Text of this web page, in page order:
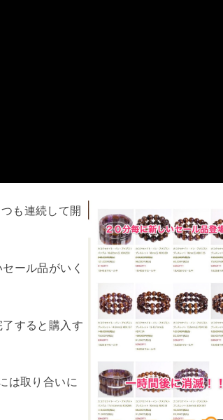
も連続して開
ール品がいく
すると購入す
は取り合いに